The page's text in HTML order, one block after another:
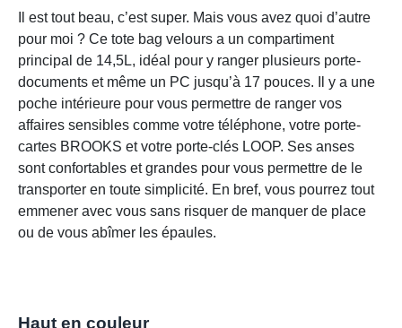
Il est tout beau, c’est super. Mais vous avez quoi d’autre
pour moi ? Ce tote bag velours a un compartiment
principal de 14,5L, idéal pour y ranger plusieurs porte-
documents et même un PC jusqu’à 17 pouces. Il y a une
poche intérieure pour vous permettre de ranger vos
affaires sensibles comme votre téléphone, votre porte-
cartes BROOKS et votre porte-clés LOOP. Ses anses
sont confortables et grandes pour vous permettre de le
transporter en toute simplicité. En bref, vous pourrez tout
emmener avec vous sans risquer de manquer de place
ou de vous abîmer les épaules.
Haut en couleur